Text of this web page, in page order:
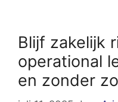
Blijf zakelijk
operational
en zonder